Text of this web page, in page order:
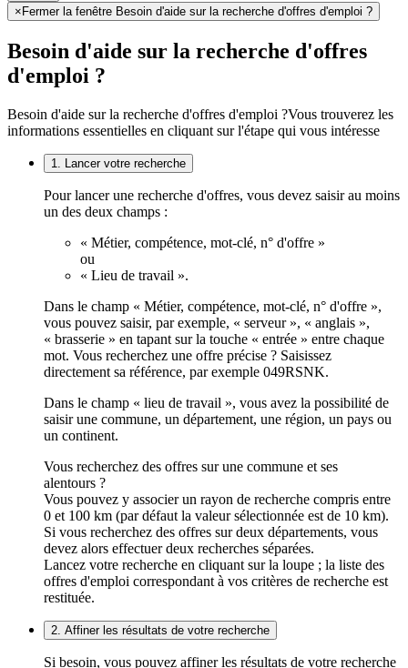
× Fermer la fenêtre Besoin d'aide sur la recherche d'offres d'emploi ?
Besoin d'aide sur la recherche d'offres
d'emploi ?
Besoin d'aide sur la recherche d'offres d'emploi ?Vous trouverez les
informations essentielles en cliquant sur l'étape qui vous intéresse
1. Lancer votre recherche
Pour lancer une recherche d'offres, vous devez saisir au moins
un des deux champs :
« Métier, compétence, mot-clé, n° d'offre »
ou
« Lieu de travail ».
Dans le champ « Métier, compétence, mot-clé, n° d'offre »,
vous pouvez saisir, par exemple, « serveur », « anglais »,
« brasserie » en tapant sur la touche « entrée » entre chaque
mot. Vous recherchez une offre précise ? Saisissez
directement sa référence, par exemple 049RSNK.
Dans le champ « lieu de travail », vous avez la possibilité de
saisir une commune, un département, une région, un pays ou
un continent.
Vous recherchez des offres sur une commune et ses
alentours ?
Vous pouvez y associer un rayon de recherche compris entre
0 et 100 km (par défaut la valeur sélectionnée est de 10 km).
Si vous recherchez des offres sur deux départements, vous
devez alors effectuer deux recherches séparées.
Lancez votre recherche en cliquant sur la loupe ; la liste des
offres d'emploi correspondant à vos critères de recherche est
restituée.
2. Affiner les résultats de votre recherche
Si besoin, vous pouvez affiner les résultats de votre recherche